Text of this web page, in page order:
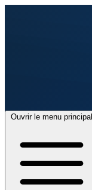
Ouvrir le menu principal